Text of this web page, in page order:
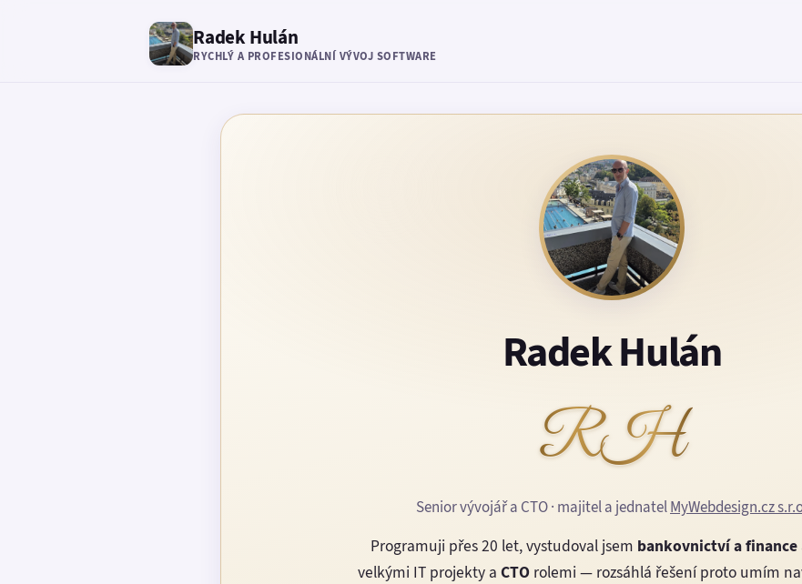
Radek Hulán
RYCHLÝ A PROFESIONÁLNÍ VÝVOJ SOFTWARE
Radek Hulán
RH
Senior vývojář a CTO · majitel a jednatelMyWebdesign.cz
Programuji přes 20 let, vystudoval jsem bankovnictví a finance
velkými IT projekty a CTOrolemi — rozsáhlá řešení proto umím